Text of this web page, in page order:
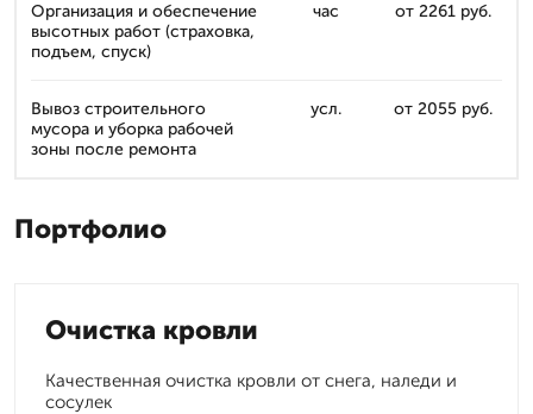
Организация и обеспечение
высотных работ (страховка,
подъем, спуск)
час от 2261 руб.
Вывоз строительного
мусора и уборка рабочей
зоны после ремонта
усл. от 2055 руб.
Портфолио
Очистка кровли
Качественная очистка кровли от снега, наледи и
сосулек